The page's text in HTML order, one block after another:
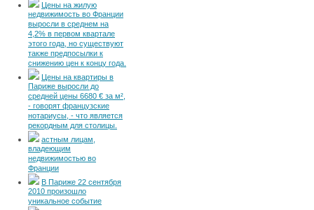
Цены на жилую
недвижимость во Франции
выросли в среднем на
4,2% в первом квартале
этого года, но существуют
также предпосылки к
снижению цен к концу года.
Цены на квартиры в
Париже выросли до
средней цены 6680 € за м²,
- говорят французские
нотариусы, - что является
рекордным для столицы.
астным лицам,
владеющим
недвижимостью во
Франции
В Париже 22 сентября
2010 произошло
уникальное событие